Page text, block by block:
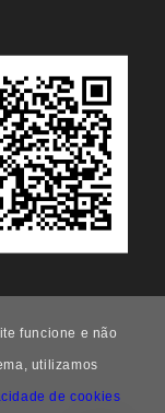
funcione e não
utilizamos
de cookies